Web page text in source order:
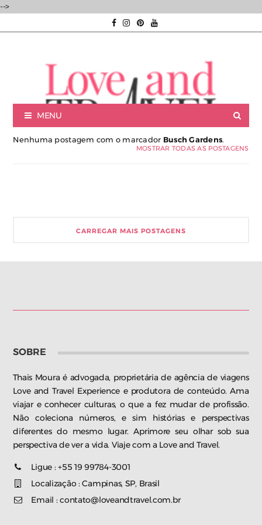
-->
MENU
Nenhuma postagem com o marcador Busch Gardens.
MOSTRAR TODAS AS POSTAGENS
CARREGAR MAIS POSTAGENS
SOBRE
Thais Moura é advogada, proprietária de agência de viagens
Love and Travel Experience e produtora de conteúdo. Ama
viajar e conhecer culturas, o que a fez mudar de profissão.
Não coleciona números, e sim histórias e perspectivas
diferentes do mesmo lugar. Aprimore seu olhar sob sua
perspectiva de ver a vida. Viaje com a Love and Travel.
Ligue : +55 19 99784-3001
Localização : Campinas, SP, Brasil
Email : contato@loveandtravel.com.br